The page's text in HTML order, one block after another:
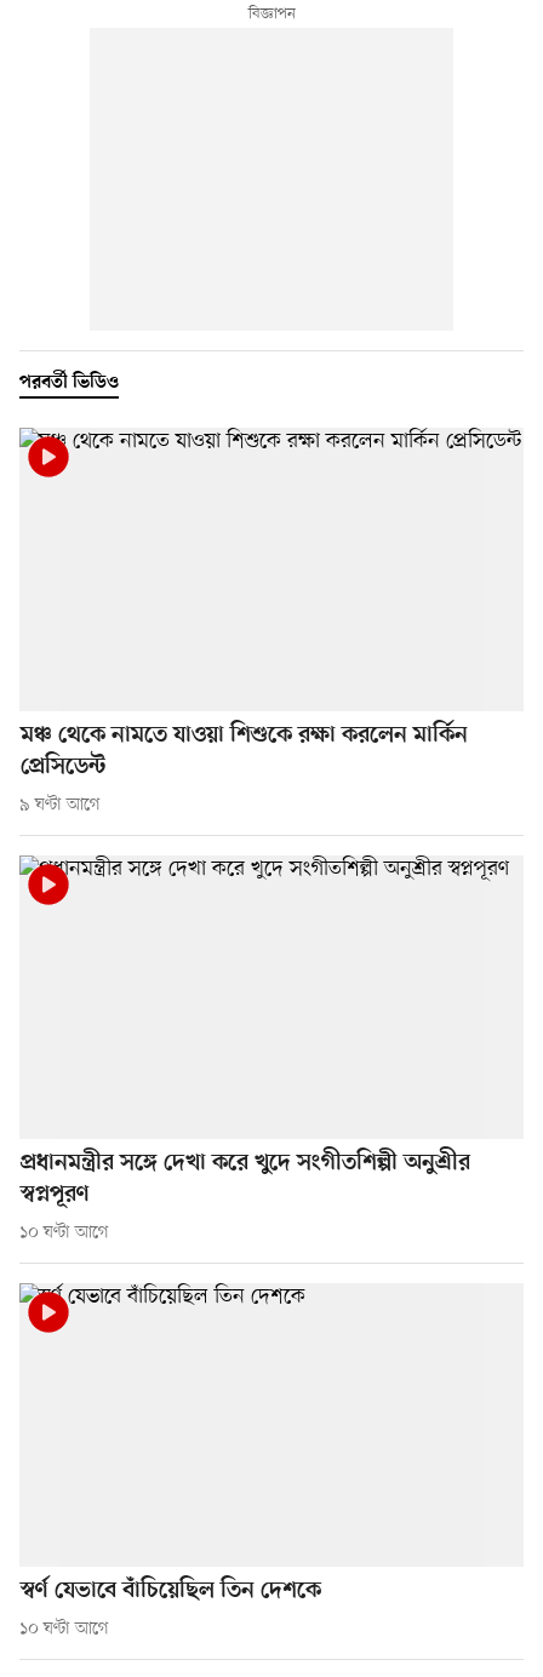
পরবর্তী ভিডিও
মঞ্চ থেকে নামতে যাওয়া শিশুকে রক্ষা করলেন মার্কিন
প্রেসিডেন্ট
৯ ঘণ্টা আগে
প্রধানমন্ত্রীর সঙ্গে দেখা করে খুদে সংগীতশিল্পী অনুশ্রীর
স্বপ্নপূরণ
১০ ঘণ্টা আগে
স্বর্ণ যেভাবে বাঁচিয়েছিল তিন দেশকে
১০ ঘণ্টা আগে